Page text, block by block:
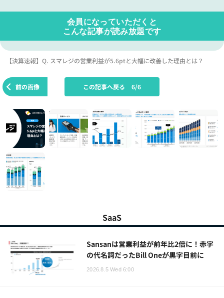
会員になっていただくと
こんな記事が読み放題です
【決算速報】Q. スマレジの営業利益が5.6ptと大幅に改善した理由とは？
前の画像 この記事へ戻る 6/6
SaaS
Sansanは営業利益が前年比2倍に！赤字
の代名詞だったBill Oneが黒字目前に
2026.8.5 Wed 6:00